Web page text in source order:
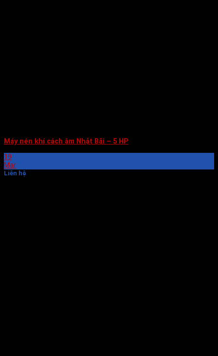
Máy nén khí cách âm Nhật Bãi – 5 HP
19
Mar
Liên hệ